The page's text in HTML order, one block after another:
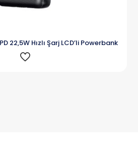
22,5W Hızlı Şarj LCD’li Powerbank